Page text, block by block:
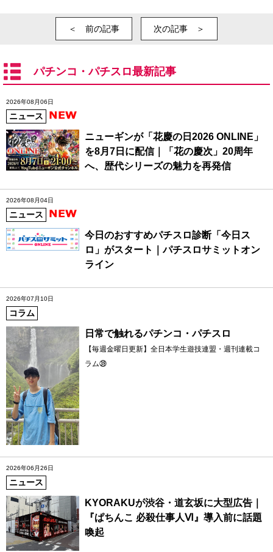
＜ 前の記事 次の記事 ＞
パチンコ・パチスロ最新記事
2026年08月06日
ニュース
ニューギンが「花慶の日2026 ONLINE」
を8月7日に配信｜「花の慶次」20周年
へ、歴代シリーズの魅力を再発信
2026年08月04日
ニュース
今日のおすすめパチスロ診断「今日ス
ロ」がスタート｜パチスロサミットオン
ライン
2026年07月10日
コラム
日常で触れるパチンコ・パチスロ
【毎週金曜日更新】全日本学生遊技連盟・週刊連載コ
ラム㊴
2026年06月26日
ニュース
KYORAKUが渋谷・道玄坂に大型広告｜
『ぱちんこ 必殺仕事人Ⅵ』導入前に話題
喚起